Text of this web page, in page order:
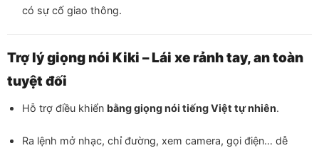
có sự cố giao thông.
Trợ lý giọng nói Kiki – Lái xe rảnh tay, an toàn
tuyệt đối
Hỗ trợ điều khiển bằng giọng nói tiếng Việt tự nhiên.
Ra lệnh mở nhạc, chỉ đường, xem camera, gọi điện… dễ